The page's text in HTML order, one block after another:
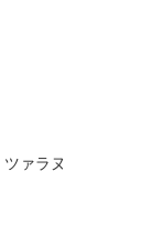
ァラヌ